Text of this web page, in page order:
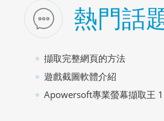
熱門話
擷取完整網頁的方法
遊戲截圖軟體介紹
Apowersoft專業螢幕擷取王